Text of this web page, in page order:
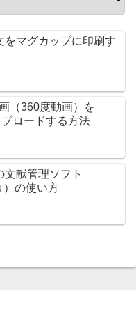
をマグカップに印刷す
（360度動画）を
ロードする方法
文献管理ソフト
）の使い方